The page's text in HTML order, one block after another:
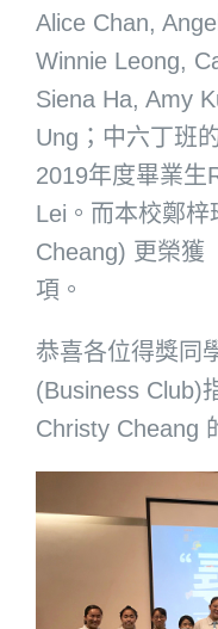
Alice Chan,
Winnie Leong,
Siena Ha, Amy
Ung；中六丁班
2019年度畢業生
Lei。而本校鄭
Cheang) 更榮獲
項。
恭喜各位得獎同
(Business Club)
Christy Cheang